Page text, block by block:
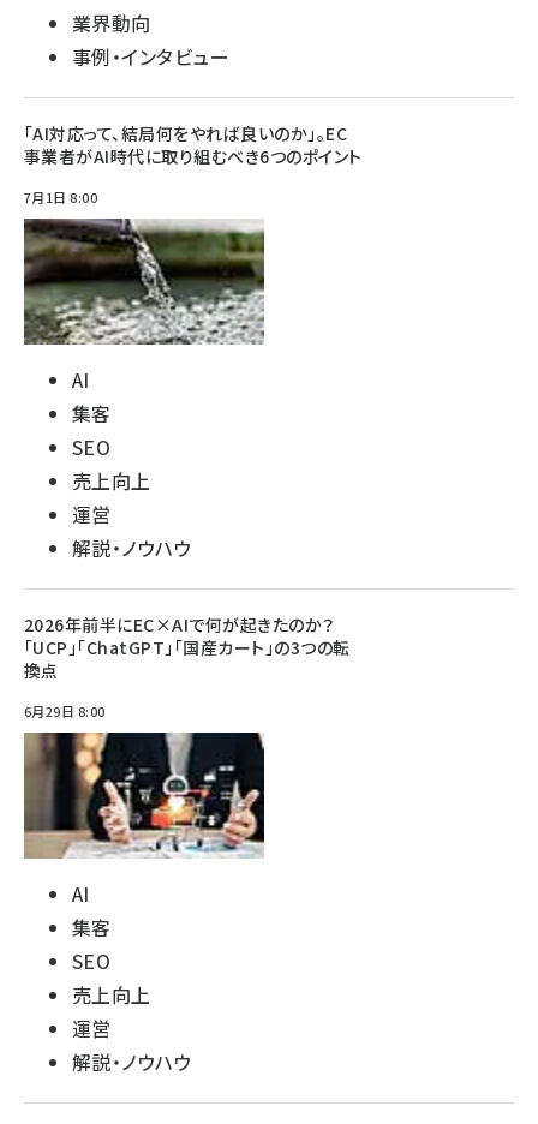
業界動向
事例・インタビュー
「AI対応って、結局何をやれば良いのか」。EC
事業者がAI時代に取り組むべき6つのポイント
7月1日 8:00
AI
集客
SEO
売上向上
運営
解説・ノウハウ
2026年前半にEC×AIで何が起きたのか？
「UCP」「ChatGPT」「国産カート」の3つの転
換点
6月29日 8:00
AI
集客
SEO
売上向上
運営
解説・ノウハウ